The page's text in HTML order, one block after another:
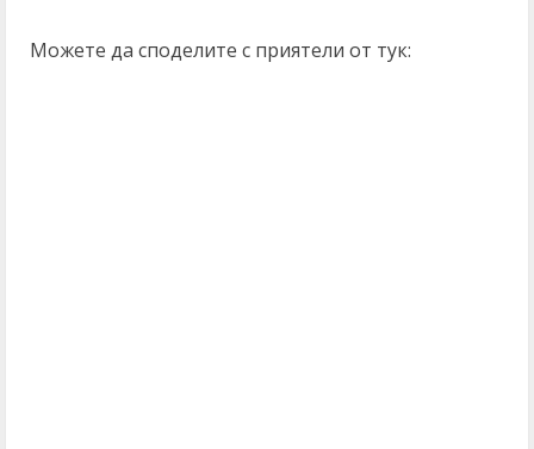
Можете да споделите с приятели от тук: